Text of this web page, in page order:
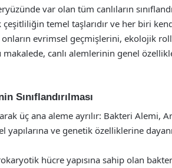
var olan tüm canlıların
temel taşlarıdır ve her biri
onların evrimsel geçmişlerini, ekolojik
makalede, canlı alemlerinin genel
Sınıflandırılması
üç ana aleme ayrılır: Bakteri Alemi,
yapılarına ve genetik özelliklerine
hücre yapısına sahip olan